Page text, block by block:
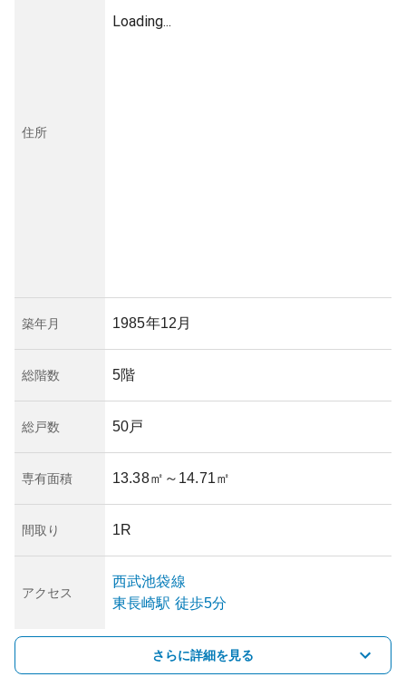
住所
Loading...
築年月 1985年12月
総階数 5階
総戸数 50戸
専有面積 13.38㎡ ～14.71㎡
間取り 1R
アクセス
西武池袋線
東長崎駅 徒歩5分
さらに詳細を見る